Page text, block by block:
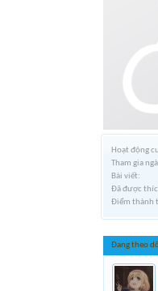
Hoạt động
Tham gia
Bài viết:
Đã được
Điểm thành
Đang theo